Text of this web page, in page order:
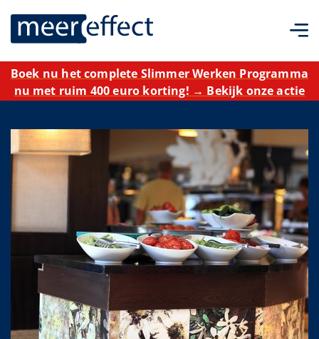
Boek nu het complete Slimmer Werken Programma
nu met ruim 400 euro korting! → Bekijk onze actie